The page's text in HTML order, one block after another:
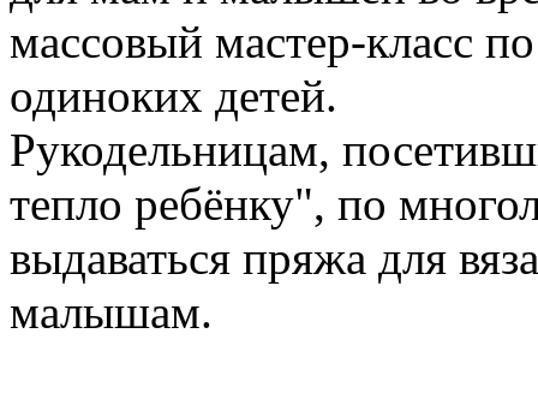
массовый мастер-класс
одиноких детей.
Рукодельницам,
тепло ребёнку", по
выдаваться пряжа для
малышам.